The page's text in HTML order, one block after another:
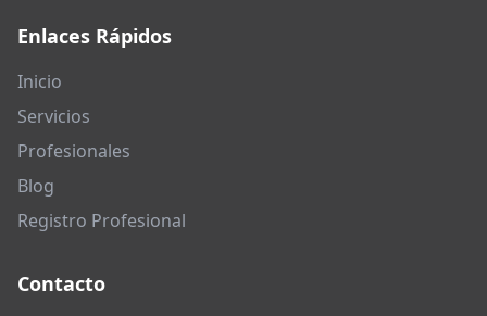
Enlaces Rápidos
Inicio
Servicios
Profesionales
Blog
Registro Profesional
Contacto